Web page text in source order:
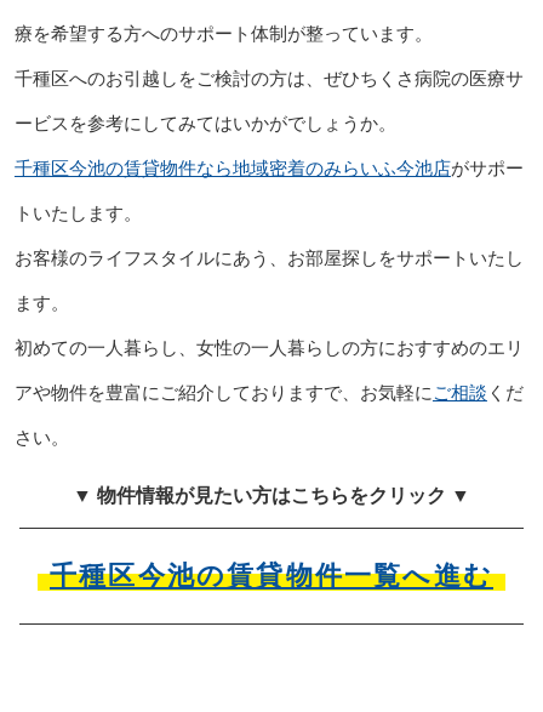
療を希望する方へのサポート体制が整っています。
千種区へのお引越しをご検討の方は、ぜひちくさ病院の医療サ
ービスを参考にしてみてはいかがでしょうか。
千種区今池の賃貸物件なら地域密着のみらいふ今池店がサポー
トいたします。
お客様のライフスタイルにあう、お部屋探しをサポートいたし
ます。
初めての一人暮らし、女性の一人暮らしの方におすすめのエリ
アや物件を豊富にご紹介しておりますで、お気軽に ご相談 くだ
さい。
▼ 物件情報が見たい方はこちらをクリック ▼
千種区今池の賃貸物件一覧へ進む